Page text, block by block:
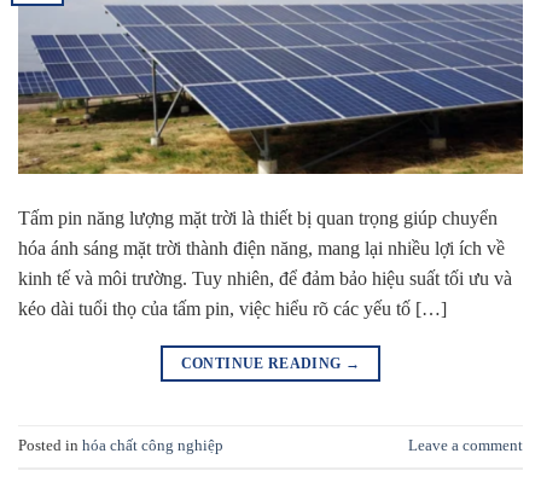
Tấm pin năng lượng mặt trời là thiết bị quan trọng giúp chuyển
hóa ánh sáng mặt trời thành điện năng, mang lại nhiều lợi ích về
kinh tế và môi trường. Tuy nhiên, để đảm bảo hiệu suất tối ưu và
kéo dài tuổi thọ của tấm pin, việc hiểu rõ các yếu tố […]
CONTINUE READING →
Posted in hóa chất công nghiệp Leave a comment